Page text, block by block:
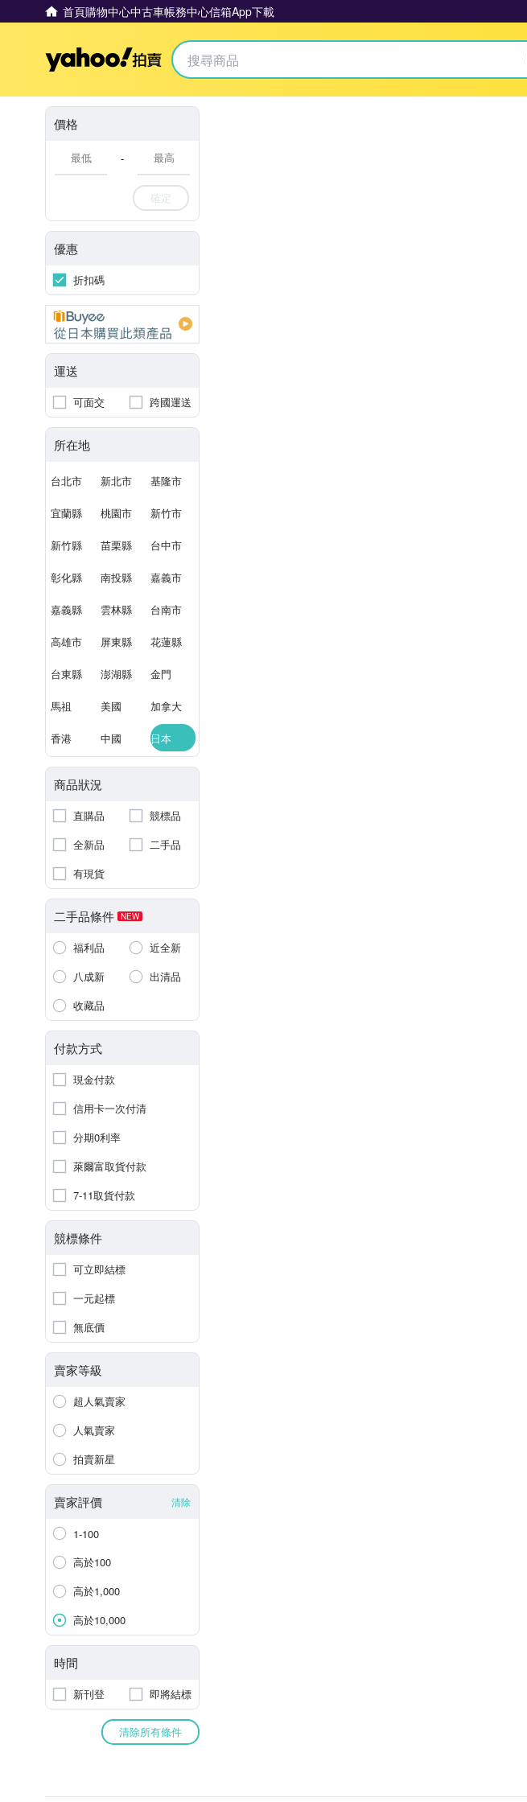
首頁購物中心中古車帳務中心信箱App下載
Yahoo拍賣
價格
-
確定
優惠
折扣碼
運送
可面交 跨國運送
所在地
台北市 新北市 基隆市
宜蘭縣 桃園市 新竹市
新竹縣 苗栗縣 台中市
彰化縣 南投縣 嘉義市
嘉義縣 雲林縣 台南市
高雄市 屏東縣 花蓮縣
台東縣 澎湖縣 金門
馬祖 美國 加拿大
香港 中國 日本
商品狀況
直購品
競標品
全新品
二手品
有現貨
二手品條件 NEW
福利品
近全新
八成新
出清品
收藏品
付款方式
現金付款
信用卡一次付清
分期0利率
萊爾富取貨付款
7-11取貨付款
競標條件
可立即結標
一元起標
無底價
賣家等級
超人氣賣家
人氣賣家
拍賣新星
賣家評價 清除
1-100
高於100
高於1,000
高於10,000
時間
新刊登 即將結標
清除所有條件